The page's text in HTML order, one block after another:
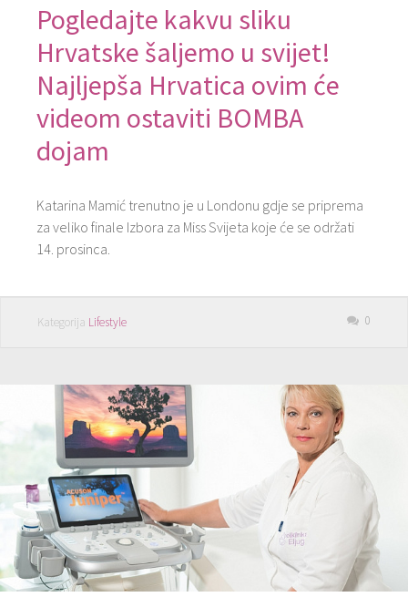
Pogledajte kakvu sliku
Hrvatske šaljemo u svijet!
Najljepša Hrvatica ovim će
videom ostaviti BOMBA
dojam
Katarina Mamić trenutno je u Londonu gdje se priprema
za veliko finale Izbora za Miss Svijeta koje će se održati
14. prosinca.
Kategorija Lifestyle 0